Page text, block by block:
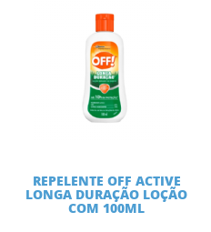
REPELENTE OFF ACTIVE
LONGA DURAÇÃO LOÇÃO
COM 100ML